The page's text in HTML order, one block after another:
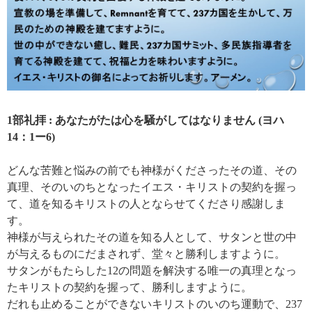
1部礼拝 : あなたがたは心を騒がしてはなりません (ヨハ
14：1ー6)
どんな苦難と悩みの前でも神様がくださったその道、その
真理、そのいのちとなったイエス・キリストの契約を握っ
て、道を知るキリストの人とならせてくださり感謝しま
す。
神様が与えられたその道を知る人として、サタンと世の中
が与えるものにだまされず、堂々と勝利しますように。
サタンがもたらした12の問題を解決する唯一の真理となっ
たキリストの契約を握って、勝利しますように。
だれも止めることができないキリストのいのち運動で、237